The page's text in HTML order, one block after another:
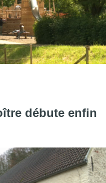
pirate, tyrolienne et
débute enfin